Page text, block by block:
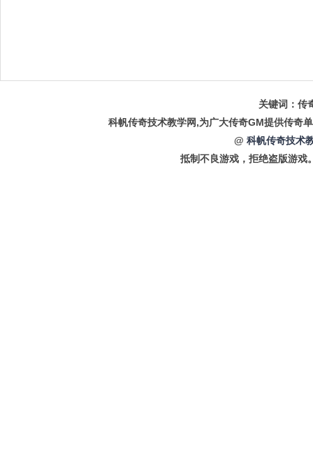
关键词：传
科帆传奇技术教学网,为广大传奇GM提供传奇
@ 科帆传奇技术
抵制不良游戏，拒绝盗版游戏